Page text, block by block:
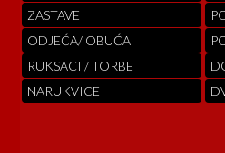
ZASTAVE
ODJEĆA/ OBUĆA
RUKSACI / TORBE
NARUKVICE